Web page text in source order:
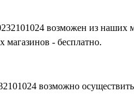
возможен из наших
- бесплатно.
возможно